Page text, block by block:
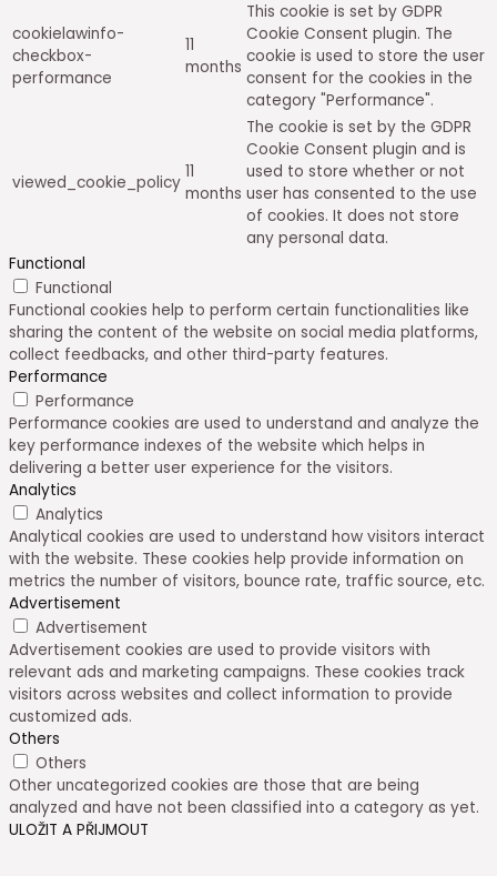
cookielawinfo-
checkbox-
performance
11
months
This cookie is set by GDPR
Cookie Consent plugin. The
cookie is used to store the user
consent for the cookies in the
category "Performance".
viewed_cookie_policy
11
months
The cookie is set by the GDPR
Cookie Consent plugin and is
used to store whether or not
user has consented to the use
of cookies. It does not store
any personal data.
Functional
Functional
Functional cookies help to perform certain functionalities like
sharing the content of the website on social media platforms,
collect feedbacks, and other third-party features.
Performance
Performance
Performance cookies are used to understand and analyze the
key performance indexes of the website which helps in
delivering a better user experience for the visitors.
Analytics
Analytics
Analytical cookies are used to understand how visitors interact
with the website. These cookies help provide information on
metrics the number of visitors, bounce rate, traffic source, etc.
Advertisement
Advertisement
Advertisement cookies are used to provide visitors with
relevant ads and marketing campaigns. These cookies track
visitors across websites and collect information to provide
customized ads.
Others
Others
Other uncategorized cookies are those that are being
analyzed and have not been classified into a category as yet.
ULOŽIT A PŘIJMOUT